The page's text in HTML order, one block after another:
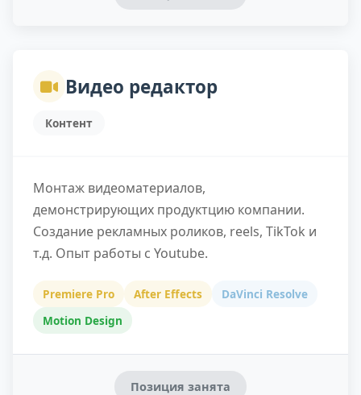
Видео редактор
Контент
Монтаж видеоматериалов,
демонстрирующих продуктцию компании.
Создание рекламных роликов, reels, TikTok и
т.д. Опыт работы с Youtube.
Premiere Pro After Effects
DaVinci Resolve
Motion Design
Позиция занята